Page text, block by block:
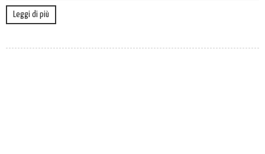
Leggi di più